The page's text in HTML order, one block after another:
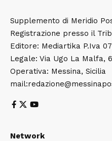
Supplemento di Meridio
Registrazione presso il
Editore: Mediartika P.Iva
Legale: Via Ugo La Malfa,
Operativa: Messina, Sicilia
Network